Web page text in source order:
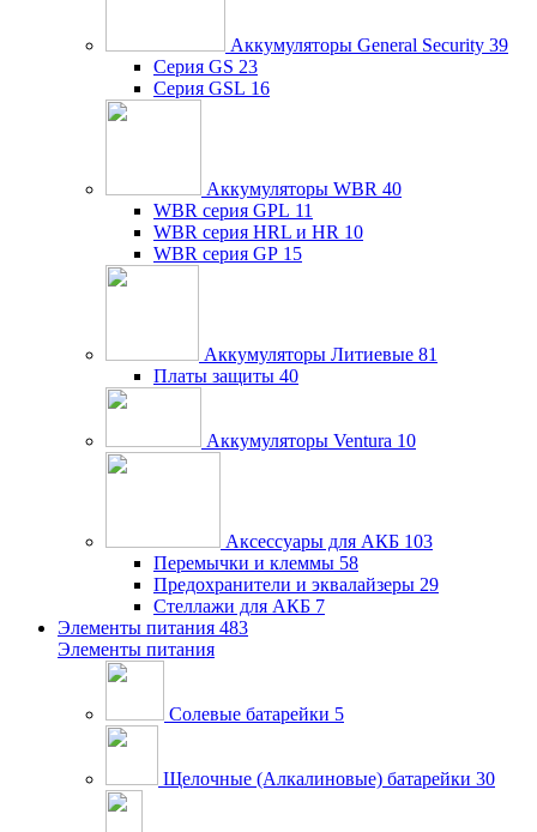
Аккумуляторы General Security 39
Серия GS 23
Серия GSL 16
Аккумуляторы WBR 40
WBR серия GPL 11
WBR серия HRL и HR 10
WBR серия GP 15
Аккумуляторы Литиевые 81
Платы защиты 40
Аккумуляторы Ventura 10
Аксессуары для АКБ 103
Перемычки и клеммы 58
Предохранители и эквалайзеры 29
Стеллажи для АКБ 7
Элементы питания 483
Элементы питания
Солевые батарейки 5
Щелочные (Алкалиновые) батарейки 30